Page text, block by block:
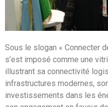
Sous le slogan « Connecter
s’est imposé comme une
illustrant sa connectivité
infrastructures modernes,
investissements dans les